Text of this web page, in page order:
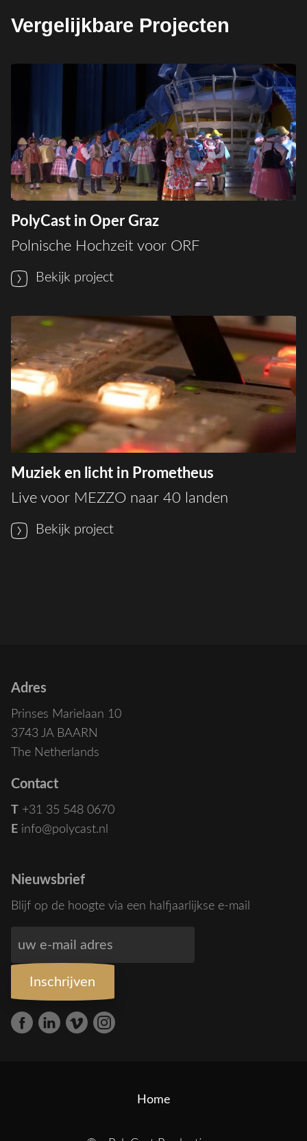
Vergelijkbare Projecten
PolyCast in Oper Graz
Polnische Hochzeit voor ORF
Bekijk project
Muziek en licht in Prometheus
Live voor MEZZO naar 40 landen
Bekijk project
Adres
Prinses Marielaan 10
3743 JA BAARN
The Netherlands
Contact
T +31 35 548 0670
E info@polycast.nl
Nieuwsbrief
Blijf op de hoogte via een halfjaarlijkse e-mail
Home